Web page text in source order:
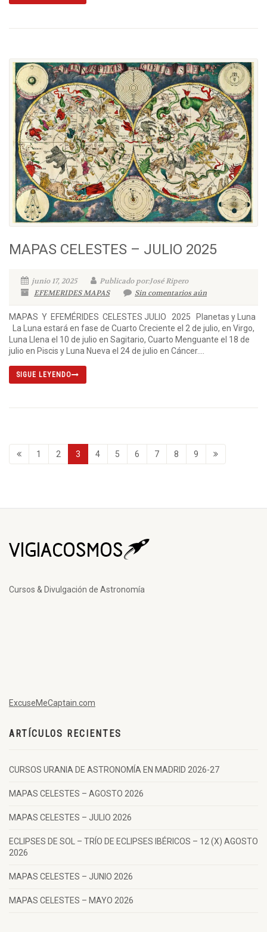
MAPAS CELESTES – JULIO 2025
junio 17, 2025
Publicado por:José Ripero
EFEMERIDES MAPAS
Sin comentarios aún
MAPAS Y EFEMÉRIDES CELESTES JULIO 2025 Planetas y Luna
La Luna estará en fase de Cuarto Creciente el 2 de julio, en Virgo,
Luna Llena el 10 de julio en Sagitario, Cuarto Menguante el 18 de
julio en Piscis y Luna Nueva el 24 de julio en Cáncer....
SIGUE LEYENDO
1 2 3 4 5 6 7 8 9
Cursos & Divulgación de Astronomía
ExcuseMeCaptain.com
ARTÍCULOS RECIENTES
CURSOS URANIA DE ASTRONOMÍA EN MADRID 2026-27
MAPAS CELESTES – AGOSTO 2026
MAPAS CELESTES – JULIO 2026
ECLIPSES DE SOL – TRÍO DE ECLIPSES IBÉRICOS – 12 (X) AGOSTO
2026
MAPAS CELESTES – JUNIO 2026
MAPAS CELESTES – MAYO 2026